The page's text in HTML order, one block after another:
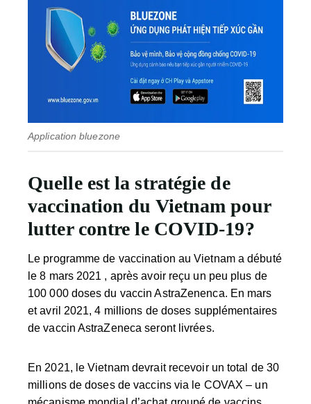
Application bluezone
Quelle est la stratégie de
vaccination du Vietnam pour
lutter contre le COVID-19?
Le programme de vaccination au Vietnam a débuté
le 8 mars 2021 , après avoir reçu un peu plus de
100 000 doses du vaccin AstraZenenca. En mars
et avril 2021, 4 millions de doses supplémentaires
de vaccin AstraZeneca seront livrées.
En 2021, le Vietnam devrait recevoir un total de 30
millions de doses de vaccins via le COVAX – un